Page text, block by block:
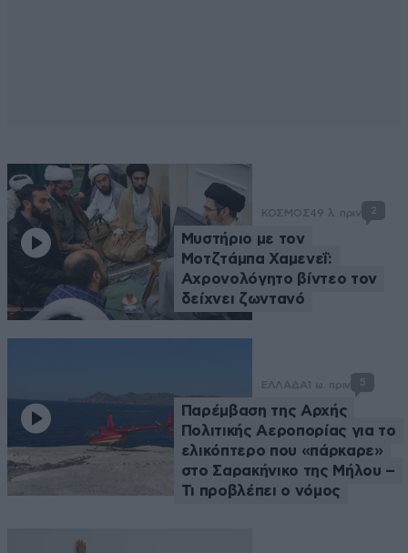
ΚΟΣΜΟΣ49 λ. πριν 2
Μυστήριο με τον
Μοτζτάμπα Χαμενεΐ:
Αχρονολόγητο βίντεο τον
δείχνει ζωντανό
ΕΛΛΑΔΑ 1 ω. πριν 5
Παρέμβαση της Αρχής
Πολιτικής Αεροπορίας για το
ελικόπτερο που «πάρκαρε»
στο Σαρακήνικο της Μήλου –
Τι προβλέπει ο νόμος